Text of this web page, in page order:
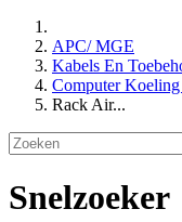
APC/ MGE
Kabels En
Computer Koeling
Rack Air...
Snelzoeker